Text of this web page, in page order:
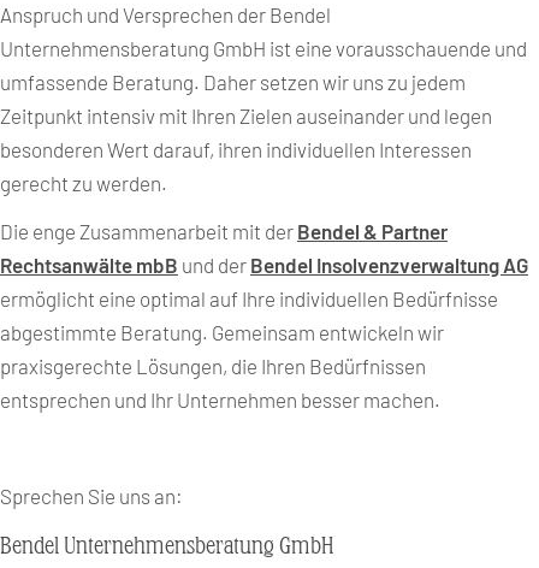
Anspruch und Versprechen der Bendel
Unternehmensberatung GmbH ist eine vorausschauende und
umfassende Beratung. Daher setzen wir uns zu jedem
Zeitpunkt intensiv mit Ihren Zielen auseinander und legen
besonderen Wert darauf, ihren individuellen Interessen
gerecht zu werden.
Die enge Zusammenarbeit mit der Bendel & Partner
Rechtsanwälte mbB und der Bendel Insolvenzverwaltung AG
ermöglicht eine optimal auf Ihre individuellen Bedürfnisse
abgestimmte Beratung. Gemeinsam entwickeln wir
praxisgerechte Lösungen, die Ihren Bedürfnissen
entsprechen und Ihr Unternehmen besser machen.
Sprechen Sie uns an:
Bendel Unternehmensberatung GmbH